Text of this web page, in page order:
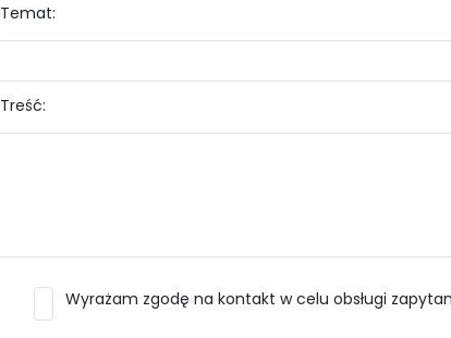
Temat:
Treść:
Wyrażam zgodę na kontakt w celu obsługi